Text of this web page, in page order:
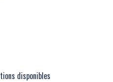
disponibles